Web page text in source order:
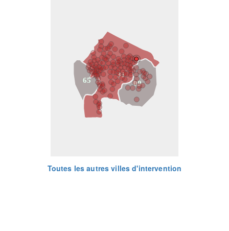
31
09
65
Toutes les autres villes d'intervention